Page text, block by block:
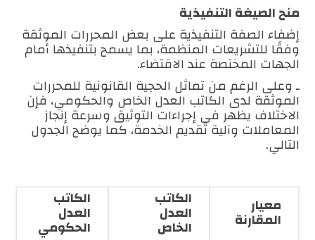
منح الصيغة التنفيذية
إضفاء الصفة التنفيذية على بعض المحررات الموثقة
وفقًا للتشريعات المنظمة، بما يسمح بتنفيذها أمام
الجهات المختصة عند الاقتضاء.
ـ وعلى الرغم من تماثل الحجية القانونية للمحررات
الموثقة لدى الكاتب العدل الخاص والحكومي، فإن
الاختلاف يظهر في إجراءات التوثيق وسرعة إنجاز
المعاملات وآلية تقديم الخدمة، كما يوضح الجدول
التالي.
معيار
المقارنة
الكاتب
العدل
الخاص
الكاتب
العدل
الحكومي